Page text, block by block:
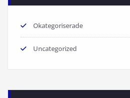
Okategoriserade
Uncategorized